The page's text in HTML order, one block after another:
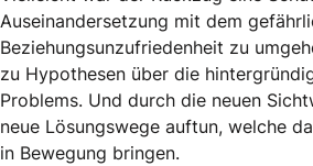
Auseinandersetzung mit dem
Beziehungsunzufriedenheit zu
zu Hypothesen über die
Problems. Und durch die neuen
neue Lösungswege auftun, welche
in Bewegung bringen.